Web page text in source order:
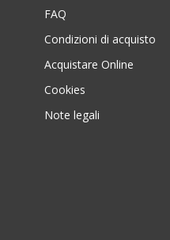
FAQ
Condizioni di acquisto
Acquistare Online
Cookies
Note legali